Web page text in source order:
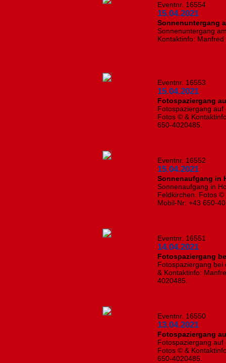
Eventnr. 16554
15.04.2021
Sonnenuntergang
Sonnenuntergang
Kontaktinfo:
Eventnr. 16553
15.04.2021
Fotospaziergang
Fotospaziergang
Fotos © &
650-4020485.
Eventnr. 16552
15.04.2021
Sonnenaufgang in
Sonnenaufgang in
Feldkirchen. Fotos
Mobil-Nr: +43 650-
Eventnr. 16551
14.04.2021
Fotospaziergang
Fotospaziergang
& Kontaktinfo:
4020485.
Eventnr. 16550
13.04.2021
Fotospaziergang
Fotospaziergang
Fotos © &
650-4020485.